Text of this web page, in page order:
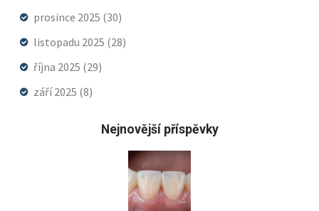
prosince 2025 (30)
listopadu 2025 (28)
října 2025 (29)
září 2025 (8)
Nejnovější příspěvky